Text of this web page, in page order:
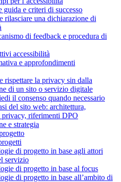
guida e criteri di successo
rilasciare una dichiarazione di
di feedback e procedura di
accessibilità
e approfondimenti
rispettare la privacy sin dalla
di un sito o servizio digitale
il consenso quando necessario
del sito web: architettura,
riferimenti DPO
e strategia
di progetto in base agli attori
servizio
di progetto in base al focus
di progetto in base all’ambito di